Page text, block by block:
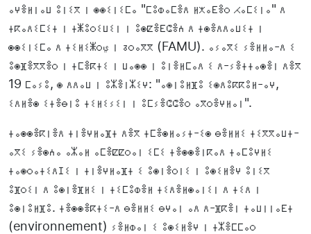
ⴰⵖⴻⵍⵏⴰⵡ ⵓⵏⵉⴳ ⵏ ⵙⵙⵉⵏⵉⵎⴰ "ⵎⵓⵀⴰⵎⴻⴷ ⵍⵅⴰⴹⴻⵔ ⵃⴰⵎⵉⵏⴰ" ⴷ
ⵜⴽⴰⴷⵉⵎⵉⵜ ⵏ ⵜⵥⵓⵔⵉⵡⵉⵏ ⵏ ⵓⵙⵇⴻⴹⵛⴻⵄ ⴷ ⵜⵙⴻⴷⴷⴰⵡⵉⵜ ⵏ
ⵙⵙⵉⵏⵉⵎⴰ ⴷ ⵜⵉⵍⵉⵥⵔي ⵏ ⵒⵔⴰⴳⴳ (FAMU). ⴰⵢⴰⴳⵉ ⵢⴻⵍⵍⴰ-ⴷ ⵉ
ⵓⵙⴼⴻⴳⴳⴻⵔ ⵏ ⵜⵎⴻⴽⵜⵉ ⵏ ⵡⴰⵙⵙ ⵏ ⵓⵏⴻⵍⵎⴰⴷ ⵉ ⴷ-ⵢⴻⵜⵜⴰⵙⴻⵏ ⴷⴻⴳ
19 ⵎⴰⵢⵓ, ⵙ ⴷⴷⴰⵡ ⵏ ⵓⵣⴻⵏⵣⵉⵖ: "ⴰⵙⵏⵓⵍⴼⵓ ⵉⵙⴷⵓⴽⴽⵓⵍ-ⴰⵖ,
ⵉⴷⵍⴻⵙ ⵉⵜⴻⴱⵏⵓ ⵜⵉⵍⵉⵢⵉⵏ ⵏ ⵓⵎⵢⴻⵛⵛⴻⵔ ⴰⴳⵔⴻⵖⵍⴰⵏ".
ⵜⴰⵙⵙⴻⴽⵏⴻⴷ ⵜⵏⴻⵖⵍⴰⴼⵜ ⴷⴻⴳ ⵜⵎⴻⵙⵍⴰⵢⵜ-ⵉⵙ ⴱⴻⵍⵍⵉ ⵜⵉⴳⴳⴰⵡⵜ-
ⴰⴳⵉ ⵢⴻⵙⵄⴰ ⴰⵣⴰⵍ ⴰⵎⴻⵇⵇⵔⴰⵏ ⵉⵎⵉ ⵜⴻⵙⵙⴻⵏⴽⴰⴷ ⵜⴰⵎⵓⵖⵍⵉ
ⵜⴰⵙⵔⴰⵜⵉⴷⵊⵉ ⵏ ⵜⵏⴻⵖⵍⴰⴼⵜ ⵉ ⵓⵙⵏⴻⵔⵏⵉ ⵏ ⵓⵙⵉⵍⴻⵖ ⵓⵏⵉⴳ
ⵓⴼⵔⵉⵏ ⴷ ⵓⵙⵏⴻⴼⵍⵉ ⵏ ⵜⵉⵎⵓⵀⴻⵍ ⵜⵉⴷⴻⵍⵙⴰⵏⵉⵏ ⴷ ⵜⵉⴷ ⵏ
ⵓⵙⵏⵓⵍⴼⵓ. ⵜⴻⵙⵙⴻⴽⵜⵉ-ⴷ ⴱⴻⵍⵍⵉ ⴱⵖⴰⵏ ⴰⴷ ⴷ-ⴼⴽⴻⵏ ⵜⴰⵡⵏⵏⴰⴹⵜ
(environnement) ⵢⴻⵍⵀⴰⵏ ⵉ ⵓⵙⵉⵍⴻⵖ ⵏ ⵜⵣⴻⵎⵎⴰⵔ